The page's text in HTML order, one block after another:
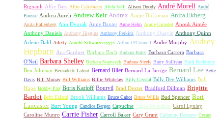
Rignault Alfie Bass Alfio Caltabiano Alida Valli Alison Doody André Morell André
Pousse Andrea Aureli Andrew Keir Andrex Angie Dickinson Anita Ekberg
Anita Pallenberg Ann Dvorak Anne Baxter Anne Helm Annie Girardot Anouk Aimée
Anthony Daniels Anthony Higgins Anthony Perkins Anthony Quayle Anthony Quinn
Arlene Dahl Arletty Arnold Schwarzenegger Arthur O'Connell Audie Murphy Audrey
Hepburn Ava Gardner Barbara Bach Barbara Bates Barbara Carrera Barbara
O'Neil Barbara Shelley Barbara Stanwyck Barbara Steele Barry Sullivan Basil Rathbone
Ben Johnson Bernadette Lafont Bernard Blier Bernard La Jarrige Bernard Lee Bette
Davis Bill Murray Bill Williams Billie Whitelaw Billy Crystal Billy Dee Williams Bob
Hope Bobby Parr Boris Karloff Bourvil Brad Dexter Bradford Dillman Brigitte
Bardot Britt Ekland Brook Williams Bruce Cabot Bruce Willis Bud Spencer Burt
Lancaster Burt Young Candice Bergen Capucine Carlos Montalbán Carol Lynley
Caroline Munro Carrie Fisher Carroll Baker Cary Grant Catherine Deneuve Cesare